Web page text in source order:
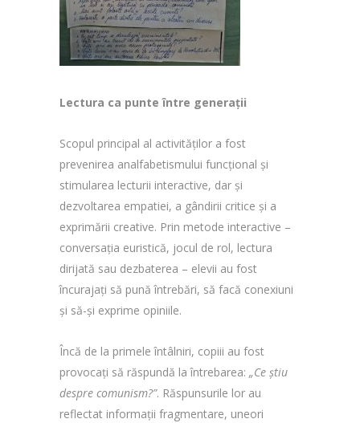
Lectura ca punte între generații
Scopul principal al activităților a fost
prevenirea analfabetismului funcțional și
stimularea lecturii interactive, dar și
dezvoltarea empatiei, a gândirii critice și a
exprimării creative. Prin metode interactive –
conversația euristică, jocul de rol, lectura
dirijată sau dezbaterea – elevii au fost
încurajați să pună întrebări, să facă conexiuni
și să-și exprime opiniile.
Încă de la primele întâlniri, copiii au fost
provocați să răspundă la întrebarea: „Ce știu
despre comunism?”. Răspunsurile lor au
reflectat informații fragmentare, uneori